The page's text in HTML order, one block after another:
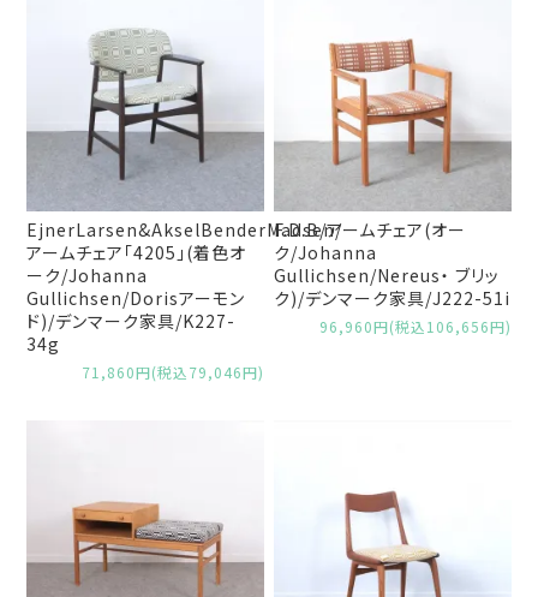
EjnerLarsen&AkselBenderMadsen/
アームチェア「4205」(着色オ
ーク/Johanna
Gullichsen/Dorisアーモン
ド)/デンマーク家具/K227-
34g
71,860円(税込79,046円)
F.D.B/アームチェア(オー
ク/Johanna
Gullichsen/Nereus・ ブリッ
ク)/デンマーク家具/J222-51i
96,960円(税込106,656円)